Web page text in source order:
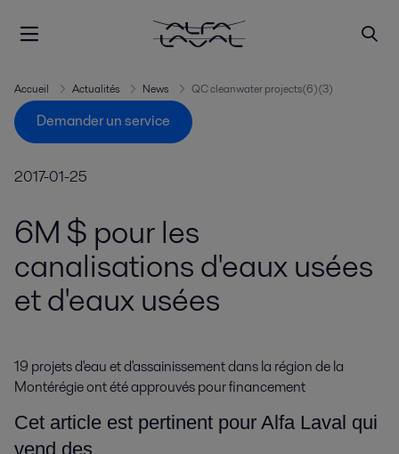
Accueil Actualités News QC cleanwater projects(6)(3)
Demander un service
2017-01-25
6M $ pour les
canalisations d'eaux usées
et d'eaux usées
19 projets d'eau et d'assainissement dans la région de la
Montérégie ont été approuvés pour financement
Cet article est pertinent pour Alfa Laval qui
vend des